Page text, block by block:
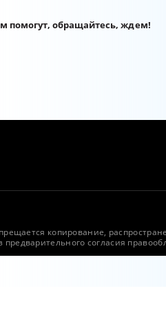
помогут, обращайтесь, ждем!
копирование,
согласия